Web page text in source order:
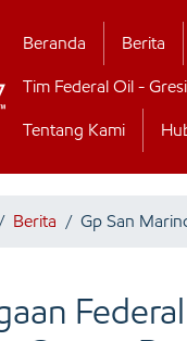
Kamii
Beranda Berita
Tim Federal Oil -
Tentang Kami
/ Berita / Gp San